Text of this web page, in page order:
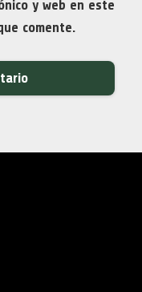
y web en este
comente.